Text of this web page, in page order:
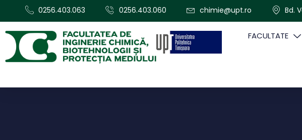
0256.403.063 0256.403.060 chimie@upt.ro Bd.
FACULTATE